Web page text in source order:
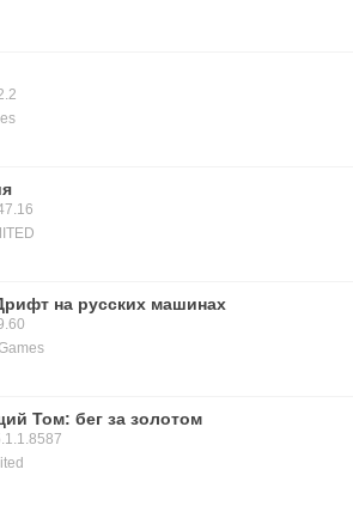
на русских машинах
Том: бег за золотом